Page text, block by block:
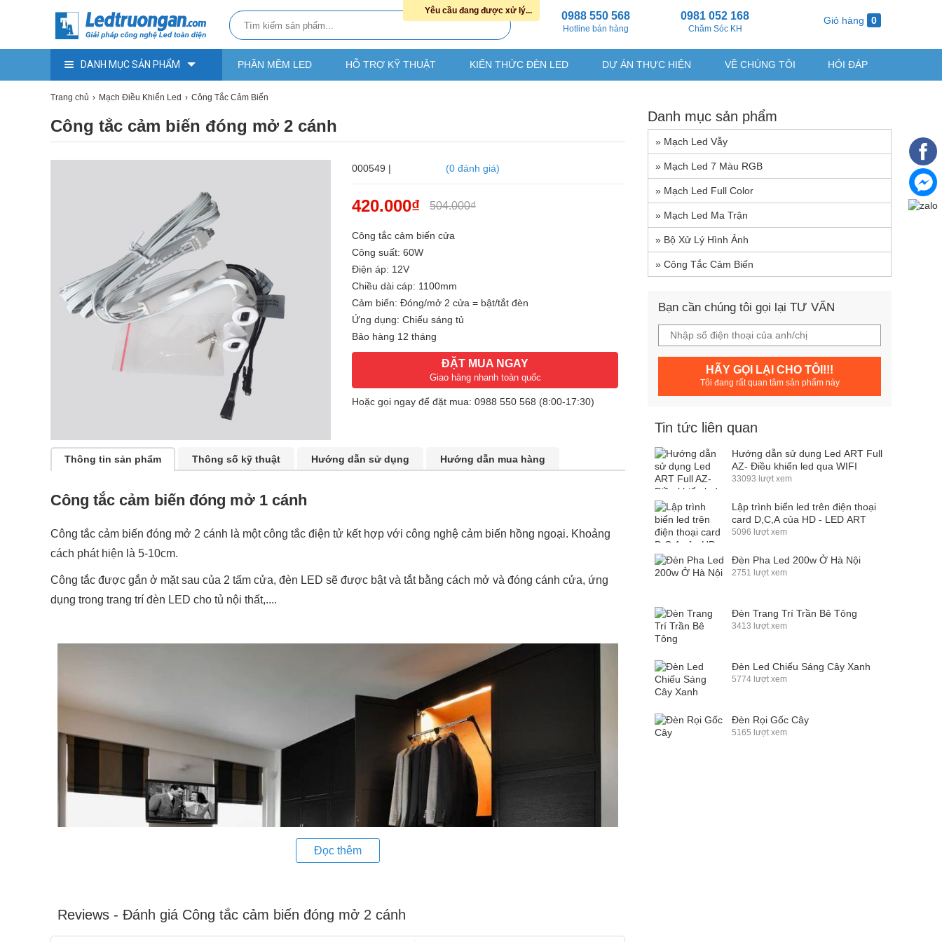
0988 550 568
Hotline bán hàng
0981 052 168
Chăm Sóc KH
Giỏ hàng 0
DANH MỤC SẢN PHẨM PHẦN MỀM LED HỖ TRỢ KỸ THUẬT KIẾN THỨC ĐÈN LED DỰ ÁN THỰC HIỆN VỀ CHÚNG TÔI HỎI ĐÁP
Trang chủ Mạch Điều Khiển Led Công Tắc Cảm Biến
Công tắc cảm biến đóng mở 2 cánh
000549 | (0 đánh giá)
420.000₫ 504.000₫
Công tắc cảm biến cửa
Công suất: 60W
Điện áp: 12V
Chiều dài cáp: 1100mm
Cảm biến: Đóng/mở 2 cửa = bật/tắt đèn
Ứng dụng: Chiếu sáng tủ
Bảo hàng 12 tháng
ĐẶT MUA NGAY
Giao hàng nhanh toàn quốc
Hoặc gọi ngay để đặt mua: 0988 550 568 (8:00-17:30)
Thông tin sản phẩm Thông số kỹ thuật Hướng dẫn sử dụng Hướng dẫn mua hàng
Công tắc cảm biến đóng mở 1 cánh
Công tắc cảm biến đóng mở 2 cánh là một công tắc điện tử kết hợp với công nghệ cảm biến hồng ngoại. Khoảng
cách phát hiện là 5-10cm.
Công tắc được gắn ở mặt sau của 2 tấm cửa, đèn LED sẽ được bật và tắt bằng cách mở và đóng cánh cửa, ứng
dụng trong trang trí đèn LED cho tủ nội thất,....
Đọc thêm
Reviews - Đánh giá Công tắc cảm biến đóng mở 2 cánh
Danh mục sản phẩm
» Mạch Led Vẫy
» Mạch Led 7 Màu RGB
» Mạch Led Full Color
» Mạch Led Ma Trận
» Bộ Xử Lý Hình Ảnh
» Công Tắc Cảm Biến
Bạn cần chúng tôi gọi lại TƯ VẤN
HÃY GỌI LẠI CHO TÔI!!!
Tôi đang rất quan tâm sản phẩm này
Tin tức liên quan
Hướng dẫn sử dụng Led ART Full
AZ- Điều khiển led qua WIFI
33093 lượt xem
Lập trình biển led trên điện thoại
card D,C,A của HD - LED ART
5096 lượt xem
Đèn Pha Led 200w Ở Hà Nội
2751 lượt xem
Đèn Trang Trí Trần Bê Tông
3413 lượt xem
Đèn Led Chiếu Sáng Cây Xanh
5774 lượt xem
Đèn Rọi Gốc Cây
5165 lượt xem
Yêu cầu đang được xử lý...